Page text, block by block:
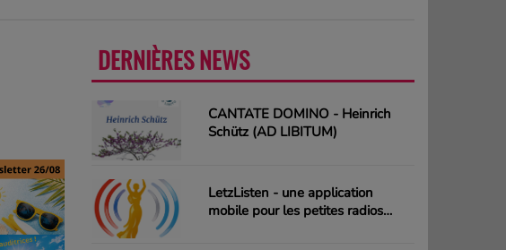
DERNIÈRES NEWS
CANTATE DOMINO - Heinrich
Schütz (AD LIBITUM)
LetzListen - une application
mobile pour les petites radios